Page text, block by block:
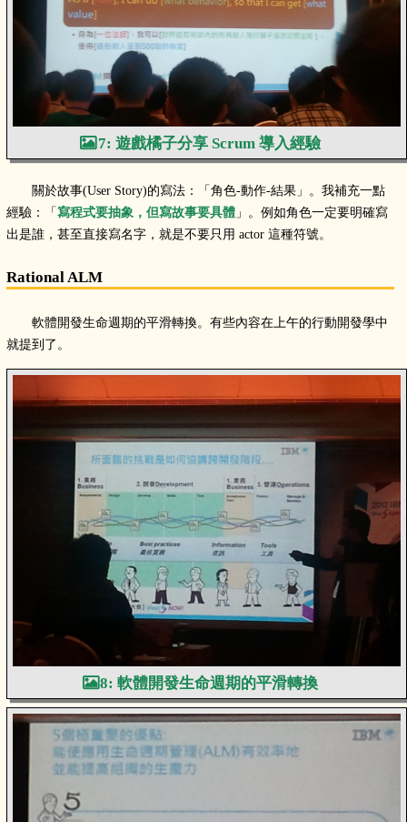
7: 遊戲橘子分享 Scrum 導入經驗
關於故事(User Story)的寫法：「角色-動作-結果」。我補充一點
經驗：「寫程式要抽象，但寫故事要具體 」。例如角色一定要明確寫
出是誰，甚至直接寫名字，就是不要只用 actor 這種符號。
Rational ALM
軟體開發生命週期的平滑轉換。有些內容在上午的行動開發學中
就提到了。
8: 軟體開發生命週期的平滑轉換